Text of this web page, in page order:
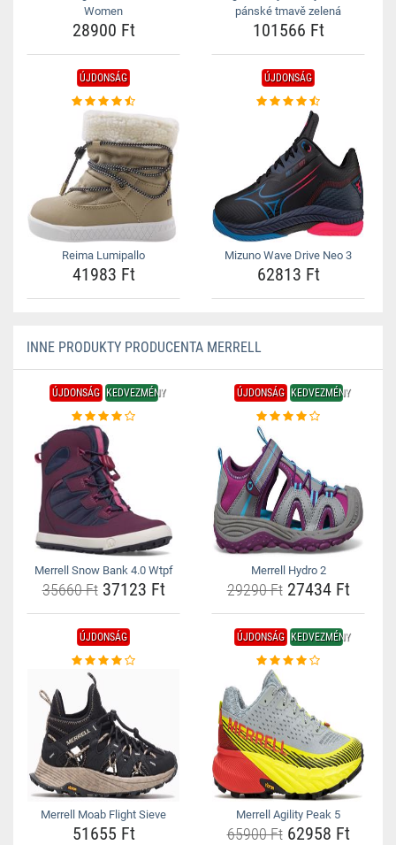
Women
28900 Ft
pánské tmavě zelená
101566 Ft
ÚJDONSÁG
Reima Lumipallo
41983 Ft
ÚJDONSÁG
Mizuno Wave Drive Neo 3
62813 Ft
INNE PRODUKTY PRODUCENTA MERRELL
ÚJDONSÁG KEDVEZMÉNY
Merrell Snow Bank 4.0 Wtpf
35660 Ft37123 Ft
ÚJDONSÁG KEDVEZMÉNY
Merrell Hydro 2
29290 Ft27434 Ft
ÚJDONSÁG
Merrell Moab Flight Sieve
51655 Ft
ÚJDONSÁG KEDVEZMÉNY
Merrell Agility Peak 5
65900 Ft62958 Ft